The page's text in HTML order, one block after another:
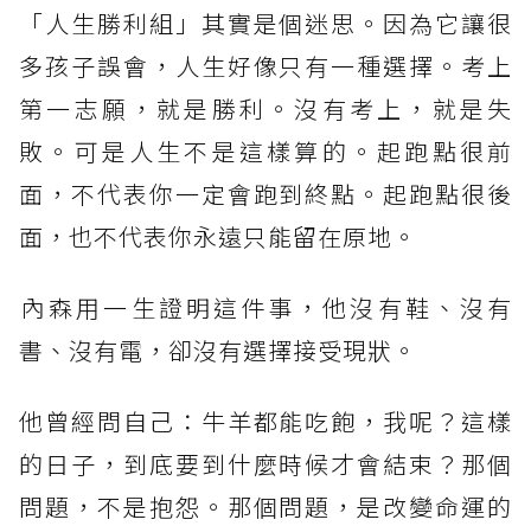
「人生勝利組」其實是個迷思。因為它讓很
多孩子誤會，人生好像只有一種選擇。考上
第一志願，就是勝利。沒有考上，就是失
敗。可是人生不是這樣算的。起跑點很前
面，不代表你一定會跑到終點。起跑點很後
面，也不代表你永遠只能留在原地。
​內森用一生證明這件事，他沒有鞋、沒有
書、沒有電，卻沒有選擇接受現狀。
他曾經問自己：牛羊都能吃飽，我呢？這樣
的日子，到底要到什麼時候才會結束？那個
問題，不是抱怨。那個問題，是改變命運的